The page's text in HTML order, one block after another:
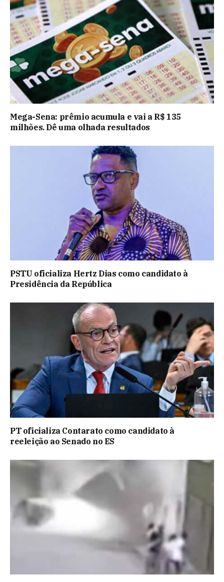
Mega-Sena: prêmio acumula e vai a R$ 135
milhões. Dê uma olhada resultados
PSTU oficializa Hertz Dias como candidato à
Presidência da República
PT oficializa Contarato como candidato à
reeleição ao Senado no ES